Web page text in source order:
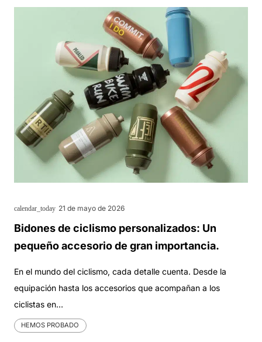
calendar_today 21 de mayo de 2026
Bidones de ciclismo personalizados: Un
pequeño accesorio de gran importancia.
En el mundo del ciclismo, cada detalle cuenta. Desde la
equipación hasta los accesorios que acompañan a los
ciclistas en…
HEMOS PROBADO